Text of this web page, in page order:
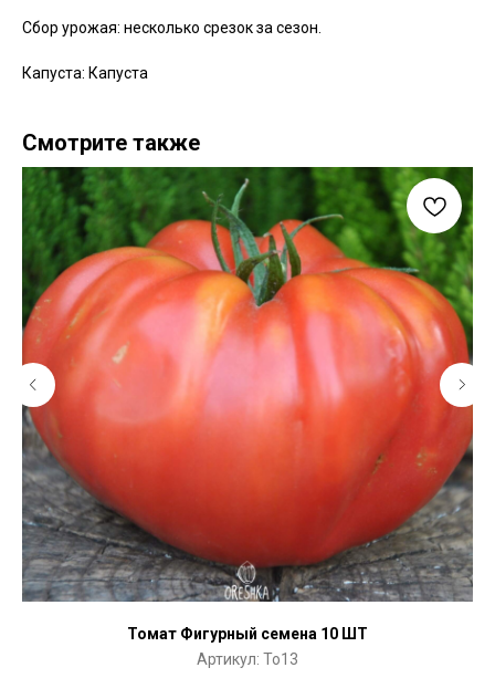
Сбор урожая: несколько срезок за сезон.
Капуста: Капуста
Смотрите также
Томат Фигурный семена 10 ШТ
Артикул: To13